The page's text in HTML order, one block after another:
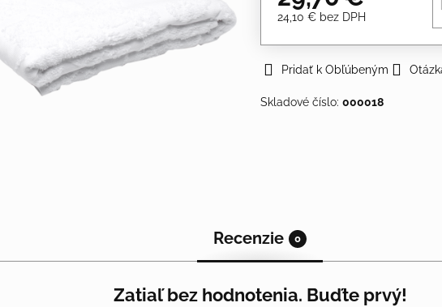
24,10 € bez DPH
Pridať k Obľúbeným
Skladové číslo: 000018
Recenzie 0
Zatiaľ bez hodnotenia. Buďte prvý!